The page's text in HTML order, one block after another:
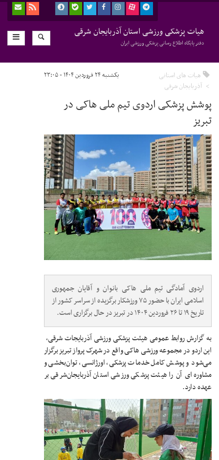
هیات پزشکی ورزشی استان آذربایجان شرقی
دفتر پایگاه اطلاع رسانی پزشکی ورزشی ایران
هیات های استانی
آذربایجان شرقی
یکشنبه ۲۴ فروردین ۱۴۰۴ - ۲۳:۰۵
پوشش پزشکی اردوی تیم ملی هاکی در
تبریز
اردوی آمادگی تیم ملی هاکی بانوان و آقایان جمهوری
اسلامی ایران با حضور ۷۵ ورزشکار برگزیده از سراسر کشور از
تاریخ ۱۹ تا ۲۶ فروردین ۱۴۰۴ در تبریز در حال برگزاری است.
به گزارش روابط عمومی هیئت پزشکی ورزشی آذربایجات شرقی،
این اردو در مجموعه ورزشی هاکی واقع در شهرک پرواز تبریز برگزار
می‌شود و پوشش کامل خدمات پزشکی، اورژانسی، توان‌بخشی و
مشاوره‌ای آن را هیئت پزشکی ورزشی استان آذربایجان‌شرقی بر
عهده دارد.